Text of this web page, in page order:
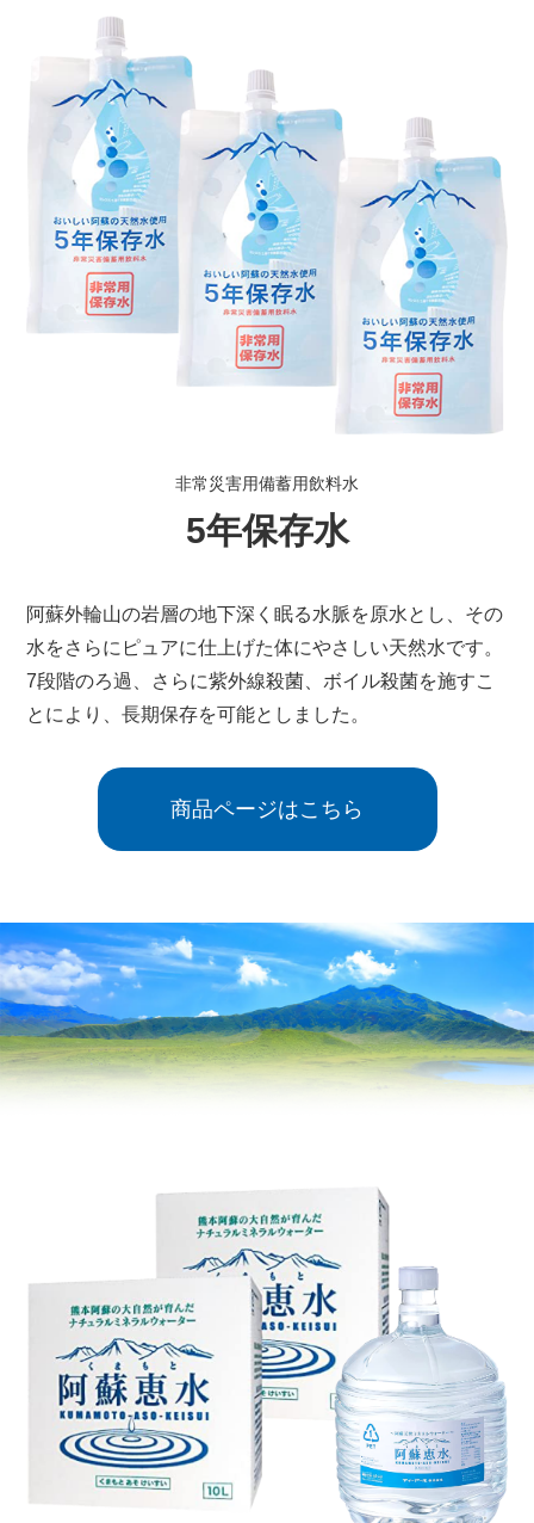
非常災害用備蓄用飲料水
5年保存水
阿蘇外輪山の岩層の地下深く眠る水脈を原水とし、 その
水をさらにピュアに仕上げた体にやさしい天然水です。
7段階のろ過、さらに紫外線殺菌、ボイル殺菌を施すこ
と により、長期保存を可能としました。
商品ページはこちら